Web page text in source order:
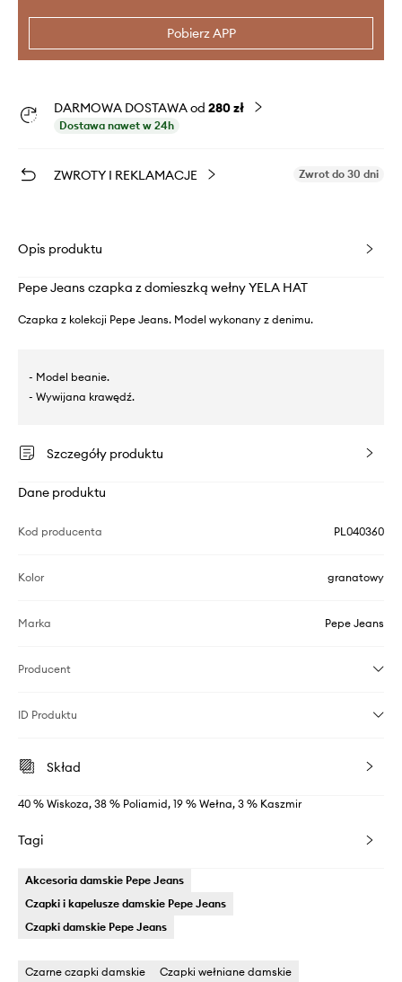
Pobierz APP
DARMOWA DOSTAWA od 280 zł
Dostawa nawet w 24h
ZWROTY I REKLAMACJE Zwrot do 30 dni
Opis produktu
Pepe Jeans czapka z domieszką wełny YELA HAT
Czapka z kolekcji Pepe Jeans. Model wykonany z denimu.
- Model beanie.
- Wywijana krawędź.
Szczegóły produktu
Dane produktu
Kod producenta PL040360
Kolor granatowy
Marka Pepe Jeans
Producent
ID Produktu
Skład
40 % Wiskoza, 38 % Poliamid, 19 % Wełna, 3 % Kaszmir
Tagi
Akcesoria damskie Pepe Jeans
Czapki i kapelusze damskie Pepe Jeans
Czapki damskie Pepe Jeans
Czarne czapki damskie Czapki wełniane damskie